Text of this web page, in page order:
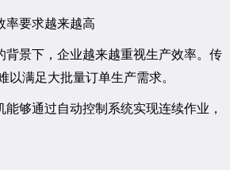
率要求越来越高
背景下，企业越来越重视生产效率。传
以满足大批量订单生产需求。
能够通过自动控制系统实现连续作业，